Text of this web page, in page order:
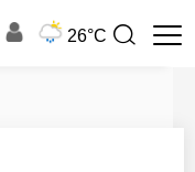
26°C
Suchbegriff